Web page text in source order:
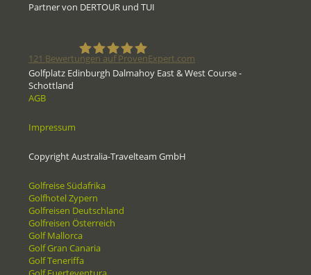
Partner von DERTOUR und TUI
121 Bewertungen auf ProvenExpert.com
Golfplatz Edinburgh Dalmahoy East & West Course -
Schottland
AGB
Impressum
Copyright Australia-Travelteam GmbH
Golfreise Südafrika
Golfhotel Zypern
Golfreisen Deutschland
Golfreisen Österreich
Golf Mallorca
Golf Gran Canaria
Golf Teneriffa